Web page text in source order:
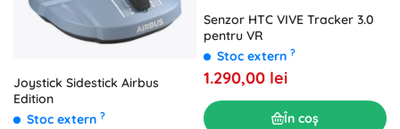
Joystick Sidestick Airbus
Edition
Stoc extern ?
Senzor HTC VIVE Tracker 3.0
pentru VR
Stoc extern ?
1.290,00 lei
În coș